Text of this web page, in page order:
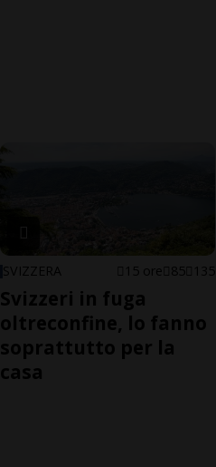
SVIZZERA 15 ore 85 135
Svizzeri in fuga
oltreconfine, lo fanno
soprattutto per la
casa